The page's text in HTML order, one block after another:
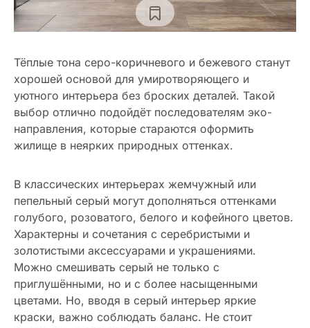
Тёплые тона серо-коричневого и бежевого станут
хорошей основой для умиротворяющего и
уютного интерьера без броских деталей. Такой
выбор отлично подойдёт последователям эко-
направления, которые стараются оформить
жилище в неярких природных оттенках.
В классических интерьерах жемчужный или
пепельный серый могут дополняться оттенками
голубого, розоватого, белого и кофейного цветов.
Характерны и сочетания с серебристыми и
золотистыми аксессуарами и украшениями.
Можно смешивать серый не только с
приглушёнными, но и с более насыщенными
цветами. Но, вводя в серый интерьер яркие
краски, важно соблюдать баланс. Не стоит